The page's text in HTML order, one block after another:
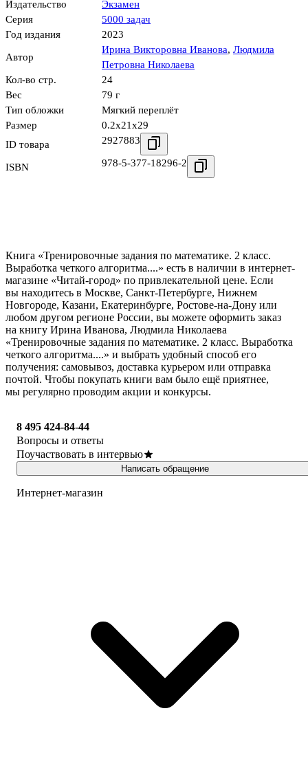
Издательство
Экзамен
Серия
5000 задач
Год издания
2023
Автор
Ирина Викторовна Иванова, Людмила
Петровна Николаева
Кол-во стр.
24
Вес
79 г
Тип обложки
Мягкий переплёт
Размер
0.2x21x29
ID товара
2927883
ISBN 978-5-377-18296-2
Книга «Тренировочные задания по математике. 2 класс.
Выработка четкого алгоритма....» есть в наличии в интернет-
магазине «Читай-город» по привлекательной цене. Если
вы находитесь в Москве, Санкт-Петербурге, Нижнем
Новгороде, Казани, Екатеринбурге, Ростове-на-Дону или
любом другом регионе России, вы можете оформить заказ
на книгу Ирина Иванова, Людмила Николаева
«Тренировочные задания по математике. 2 класс. Выработка
четкого алгоритма....» и выбрать удобный способ его
получения: самовывоз, доставка курьером или отправка
почтой. Чтобы покупать книги вам было ещё приятнее,
мы регулярно проводим акции и конкурсы.
8 495 424-84-44
Вопросы и ответы
Поучаствовать в интервью
Написать обращение
Интернет-магазин